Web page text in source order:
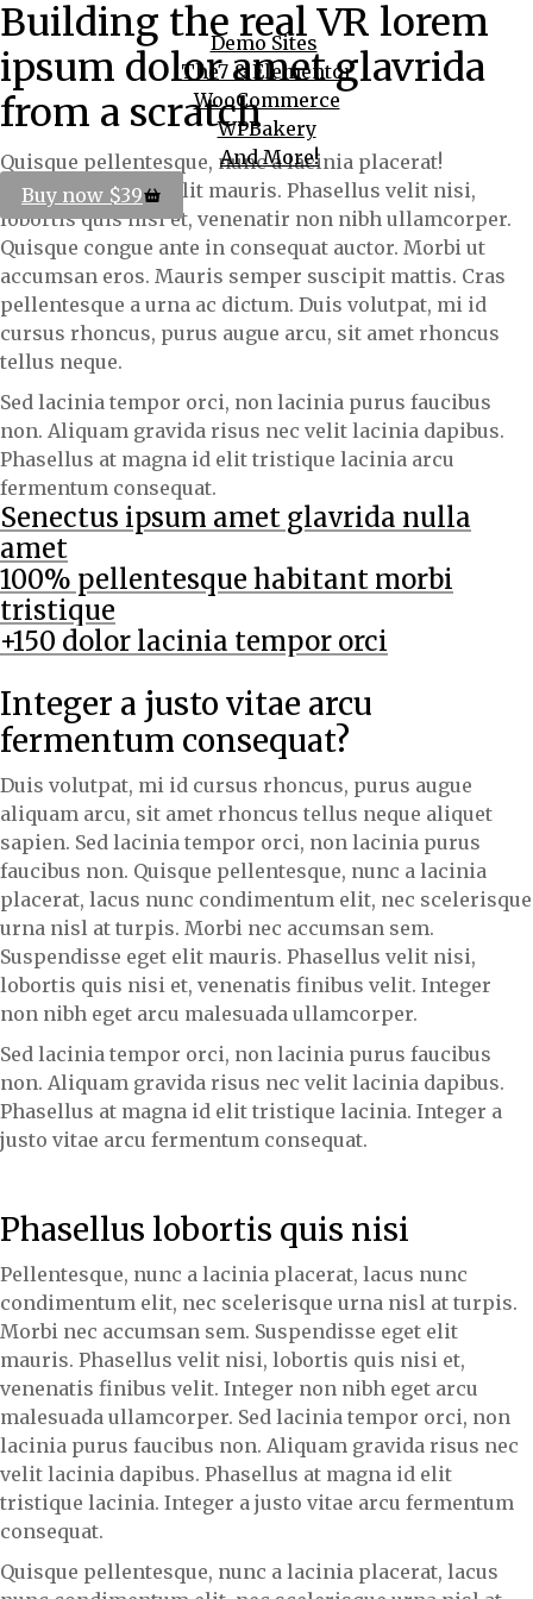
Demo Sites
The7 & Elementor
WooCommerce
WPBakery
And More!
Buy now $39
Building the real VR lorem
ipsum dolor amet glavrida
from a scratch
Quisque pellentesque, nunc a lacinia placerat!
Suspendisse eget elit mauris. Phasellus velit nisi,
lobortis quis nisi et, venenatir non nibh ullamcorper.
Quisque congue ante in consequat auctor. Morbi ut
accumsan eros. Mauris semper suscipit mattis. Cras
pellentesque a urna ac dictum. Duis volutpat, mi id
cursus rhoncus, purus augue arcu, sit amet rhoncus
tellus neque.
Sed lacinia tempor orci, non lacinia purus faucibus
non. Aliquam gravida risus nec velit lacinia dapibus.
Phasellus at magna id elit tristique lacinia arcu
fermentum consequat.
Senectus ipsum amet glavrida nulla
amet
100% pellentesque habitant morbi
tristique
+150 dolor lacinia tempor orci
Integer a justo vitae arcu
fermentum consequat?
Duis volutpat, mi id cursus rhoncus, purus augue
aliquam arcu, sit amet rhoncus tellus neque aliquet
sapien. Sed lacinia tempor orci, non lacinia purus
faucibus non. Quisque pellentesque, nunc a lacinia
placerat, lacus nunc condimentum elit, nec scelerisque
urna nisl at turpis. Morbi nec accumsan sem.
Suspendisse eget elit mauris. Phasellus velit nisi,
lobortis quis nisi et, venenatis finibus velit. Integer
non nibh eget arcu malesuada ullamcorper.
Sed lacinia tempor orci, non lacinia purus faucibus
non. Aliquam gravida risus nec velit lacinia dapibus.
Phasellus at magna id elit tristique lacinia. Integer a
justo vitae arcu fermentum consequat.
Phasellus lobortis quis nisi
Pellentesque, nunc a lacinia placerat, lacus nunc
condimentum elit, nec scelerisque urna nisl at turpis.
Morbi nec accumsan sem. Suspendisse eget elit
mauris. Phasellus velit nisi, lobortis quis nisi et,
venenatis finibus velit. Integer non nibh eget arcu
malesuada ullamcorper. Sed lacinia tempor orci, non
lacinia purus faucibus non. Aliquam gravida risus nec
velit lacinia dapibus. Phasellus at magna id elit
tristique lacinia. Integer a justo vitae arcu fermentum
consequat.
Quisque pellentesque, nunc a lacinia placerat, lacus